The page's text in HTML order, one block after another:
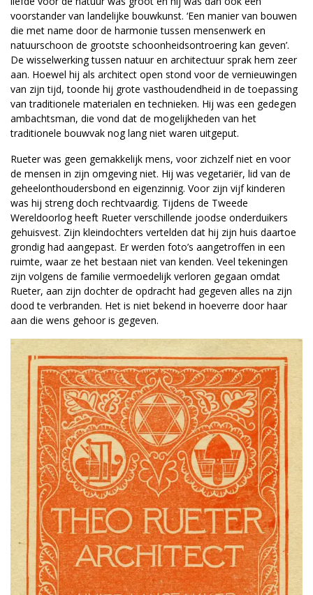
voorstander van landelijke bouwkunst. ‘Een manier van bouwen
die met name door de harmonie tussen mensenwerk en
natuurschoon de grootste schoonheidsontroering kan geven’.
De wisselwerking tussen natuur en architectuur sprak hem zeer
aan. Hoewel hij als architect open stond voor de vernieuwingen
van zijn tijd, toonde hij grote vasthoudendheid in de toepassing
van traditionele materialen en technieken. Hij was een gedegen
ambachtsman, die vond dat de mogelijkheden van het
traditionele bouwvak nog lang niet waren uitgeput.
Rueter was geen gemakkelijk mens, voor zichzelf niet en voor
de mensen in zijn omgeving niet. Hij was vegetariër, lid van de
geheelonthoudersbond en eigenzinnig. Voor zijn vijf kinderen
was hij streng doch rechtvaardig. Tijdens de Tweede
Wereldoorlog heeft Rueter verschillende joodse onderduikers
gehuisvest. Zijn kleindochters vertelden dat hij zijn huis daartoe
grondig had aangepast. Er werden foto’s aangetroffen in een
ruimte, waar ze het bestaan niet van kenden. Veel tekeningen
zijn volgens de familie vermoedelijk verloren gegaan omdat
Rueter, aan zijn dochter de opdracht had gegeven alles na zijn
dood te verbranden. Het is niet bekend in hoeverre door haar
aan die wens gehoor is gegeven.